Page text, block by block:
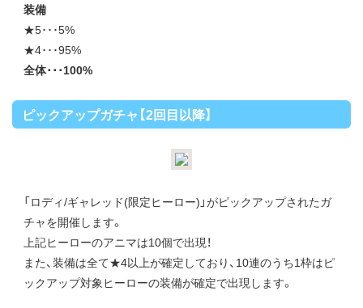
装備
★5･･･5%
★4･･･95%
全体･･･100%
ピックアップガチャ【2回目以降】
「ロディ/ギャレッド(限定ヒーロー)」がピックアップされたガ
チャを開催します。
上記ヒーローのアニマは10個で出現！
また、装備は全て★4以上が確定しており、10連のうち1枠はピ
ックアップ対象ヒーローの装備が確定で出現します。